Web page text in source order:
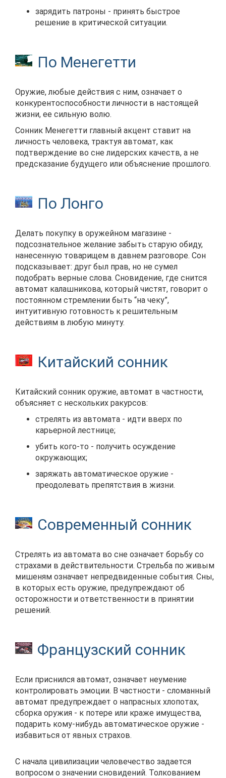
зарядить патроны - принять быстрое
решение в критической ситуации.
По Менегетти
Оружие, любые действия с ним, означает о
конкурентоспособности личности в настоящей
жизни, ее сильную волю.
Сонник Менегетти главный акцент ставит на
личность человека, трактуя автомат, как
подтверждение во сне лидерских качеств, а не
предсказание будущего или объяснение прошлого.
По Лонго
Делать покупку в оружейном магазине -
подсознательное желание забыть старую обиду,
нанесенную товарищем в давнем разговоре. Сон
подсказывает: друг был прав, но не сумел
подобрать верные слова. Сновидение, где снится
автомат калашникова, который чистят, говорит о
постоянном стремлении быть “на чеку”,
интуитивную готовность к решительным
действиям в любую минуту.
Китайский сонник
Китайский сонник оружие, автомат в частности,
объясняет с нескольких ракурсов:
стрелять из автомата - идти вверх по
карьерной лестнице;
убить кого-то - получить осуждение
окружающих;
заряжать автоматическое оружие -
преодолевать препятствия в жизни.
Современный сонник
Стрелять из автомата во сне означает борьбу со
страхами в действительности. Стрельба по живым
мишеням означает непредвиденные события. Сны,
в которых есть оружие, предупреждают об
осторожности и ответственности в принятии
решений.
Французский сонник
Если приснился автомат, означает неумение
контролировать эмоции. В частности - сломанный
автомат предупреждает о напрасных хлопотах,
сборка оружия - к потере или краже имущества,
подарить кому-нибудь автоматическое оружие -
избавиться от явных страхов.
С начала цивилизации человечество задается
вопросом о значении сновидений. Толкованием